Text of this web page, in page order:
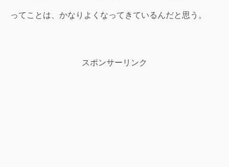
ってことは、かなりよくなってきているんだと思う。
スポンサーリンク